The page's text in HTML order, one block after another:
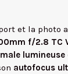
et la photo
f/2.8 TC
autofocus